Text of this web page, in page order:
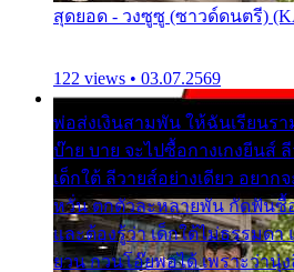
สุดยอด - วงซูซู (ซาวด์ดนตรี)
122 views • 03.07.2569
พ่อส่งเงินสามพัน ให้ฉันเรียนร
บ๊าย บาย จะไปซื้อกางเกงยีนส์
เด็กใต้ ลีวายส์อย่างเดียว อยาก
หวั่น ตกตัวละหลายพัน กัดฟันซื้
และต้องรู้ว่า เด็กใต้ไม่ธรรมดา
ยวน กวนโอ๊ยพอได้ เพราะว่านุ่